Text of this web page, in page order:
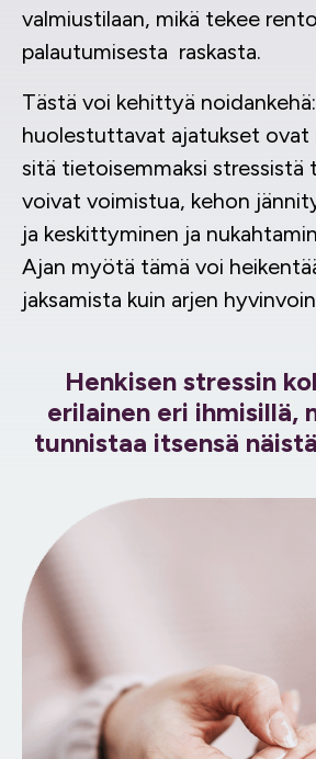
valmiustilaan, mikä tekee
palautumisesta raskasta.
Tästä voi kehittyä
huolestuttavat ajatukset ovat
sitä tietoisemmaksi stressistä
voivat voimistua, kehon
ja keskittyminen ja
Ajan myötä tämä voi
jaksamista kuin arjen
Henkisen stressin
erilainen eri ihmisillä,
tunnistaa itsensä